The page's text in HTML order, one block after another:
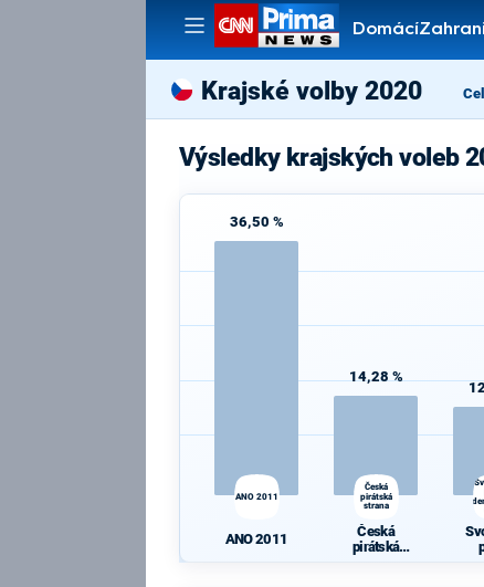
Domácí
Pořady
Krajské volby 2020
Výsledky krajských voleb
36,50 %
ANO 2011
ANO 2011
14,28 %
Česká
pirátská
strana
Česká
pirátská